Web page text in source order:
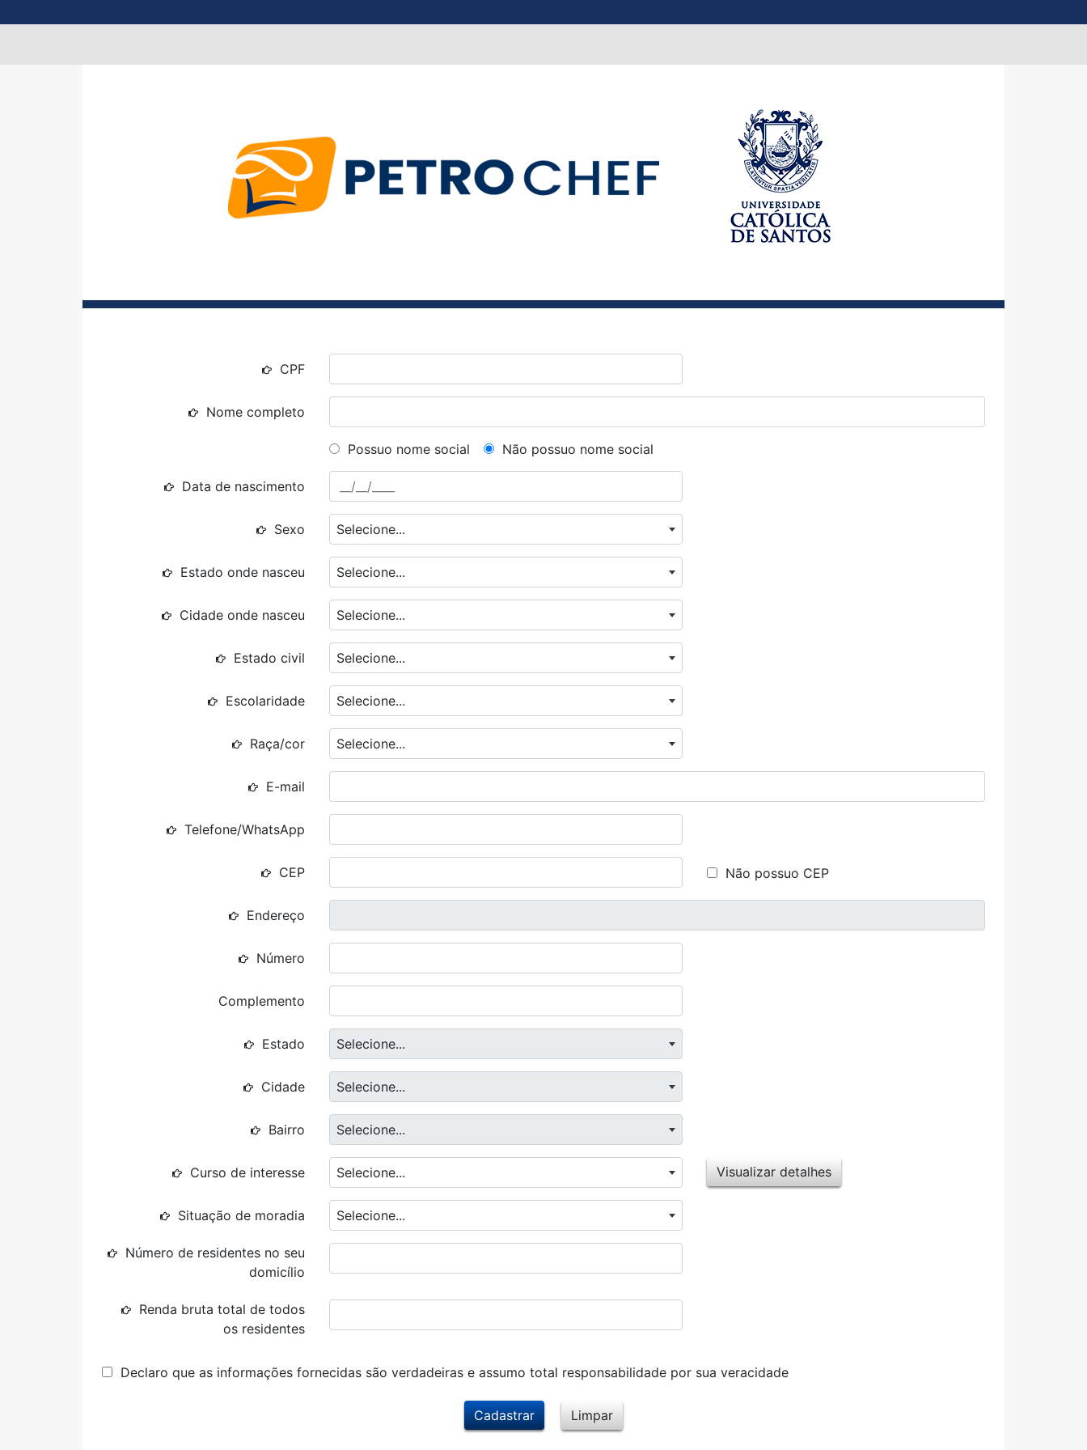
CPF
Nome completo
Possuo nome social Não possuo nome social
Data de nascimento
Sexo Selecione...
Estado onde nasceu Selecione...
Cidade onde nasceu Selecione...
Estado civil Selecione...
Escolaridade Selecione...
Raça/cor Selecione...
E-mail
Telefone/WhatsApp
CEP Não possuo CEP
Endereço
Número
Complemento
Estado Selecione...
Cidade Selecione...
Bairro Selecione...
Curso de interesse Selecione... Visualizar detalhes
Situação de moradia Selecione...
Número de residentes no seu
domicílio
Renda bruta total de todos
os residentes
Declaro que as informações fornecidas são verdadeiras e assumo total responsabilidade por sua veracidade
Cadastrar Limpar